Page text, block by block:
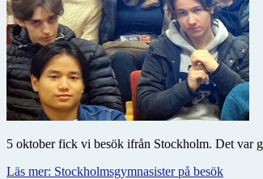
5 oktober fick vi besök ifrån Stockholm. Det var
Läs mer: Stockholmsgymnasister på besök